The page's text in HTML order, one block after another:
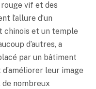
vif et des
l’allure d’un
chinois et un temple
d’autres, a
par un bâtiment
leur image
nombreux